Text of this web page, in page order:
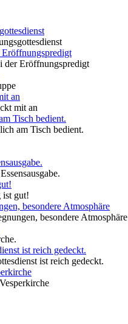
der Eröffnungspredigt
mit an
am Tisch bedient.
ist gut!
besondere Atmosphäre
ist reich gedeckt.